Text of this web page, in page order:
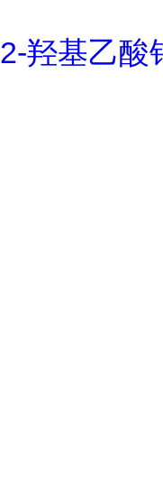
2-羟基乙酸